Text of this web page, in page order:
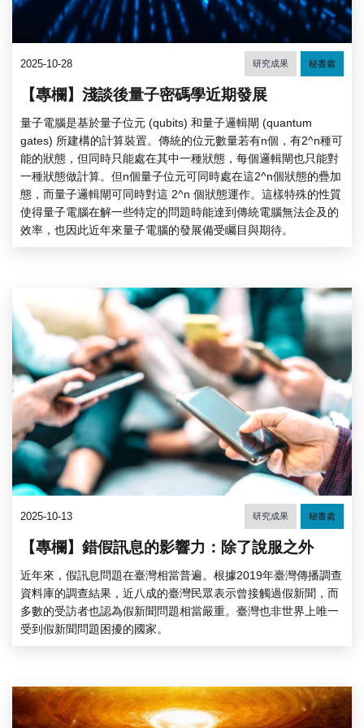
2025-10-28 研究成果 秘書處
【專欄】淺談後量子密碼學近期發展
量子電腦是基於量子位元 (qubits) 和量子邏輯閘 (quantum
gates) 所建構的計算裝置。傳統的位元數量若有n個，有2^n種可
能的狀態，但同時只能處在其中一種狀態，每個邏輯閘也只能對
一種狀態做計算。但n個量子位元可同時處在這2^n個狀態的疊加
態，而量子邏輯閘可同時對這 2^n 個狀態運作。這樣特殊的性質
使得量子電腦在解一些特定的問題時能達到傳統電腦無法企及的
效率，也因此近年來量子電腦的發展備受矚目與期待。
2025-10-13 研究成果 秘書處
【專欄】錯假訊息的影響力：除了說服之外
近年來，假訊息問題在臺灣相當普遍。根據2019年臺灣傳播調查
資料庫的調查結果，近八成的臺灣民眾表示曾接觸過假新聞，而
多數的受訪者也認為假新聞問題相當嚴重。臺灣也非世界上唯一
受到假新聞問題困擾的國家。